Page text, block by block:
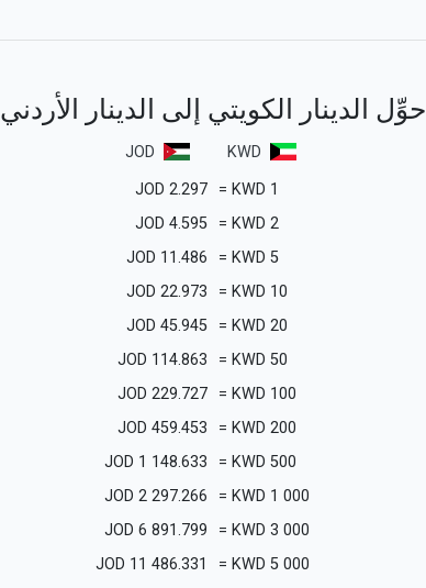
حوِّل الدينار الكويتي إلى الدينار الأردني
KWD
JOD
1
KWD
=
2.297
JOD
2
KWD
=
4.595
JOD
5
KWD
=
11.486
JOD
10
KWD
=
22.973
JOD
20
KWD
=
45.945
JOD
50
KWD
=
114.863
JOD
100
KWD
=
229.727
JOD
200
KWD
=
459.453
JOD
500
KWD
=
1 148.633
JOD
1 000
KWD
=
2 297.266
JOD
3 000
KWD
=
6 891.799
JOD
5 000
KWD
=
11 486.331
JOD